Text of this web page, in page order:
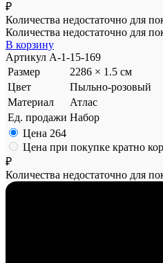
₽
Количества недостаточно для
Количества недостаточно для
В корзину
Артикул A-1-15-169
Размер
2286 × 1.5 см
Цвет
Пыльно-розовый
Материал
Атлас
Ед. продажи Набор
Цена 264
Цена при покупке кратно
₽
Количества недостаточно для